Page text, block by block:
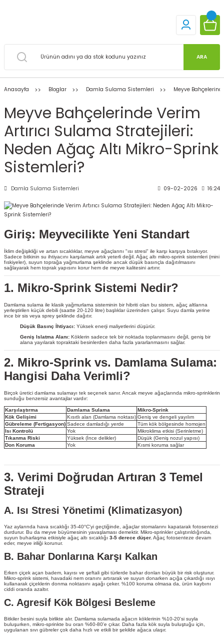
ARA
Anasayfa Bloglar Damla Sulama Sistemleri Meyve
Meyve Bahçelerinde Verim
Artırıcı Sulama Stratejileri:
Neden Ağaç Altı Mikro-Sprink
Sistemleri?
Damla Sulama Sistemleri 09-02-2026 16:24
Giriş: Meyvecilikte Yeni Standart
İklim değişikliği ve artan sıcaklıklar, meyve ağaçlarını "ısı stresi" ile karşı karşıya bırakıyor.
Sadece bitkinin su ihtiyacını karşılamak artık yeterli değil. Ağaç altı mikro-sprink sistemleri (mini
fıskiyeler), suyun toprağa yağmurlama şeklinde ancak düşük basınçla dağıtılmasını
sağlayarak hem toprak yapısını korur hem de meyve kalitesini artırır.
1. Mikro-Sprink Sistemi Nedir?
Damlama sulama ile klasik yağmurlama sisteminin bir hibriti olan bu sistem, ağaç altlarına
yerleştirilen küçük debili (saatte 20-120 litre) başlıklar üzerinden çalışır. Suyu damla yerine
ince bir sis veya sprey şeklinde dağıtır.
Düşük Basınç İhtiyacı: Yüksek enerji maliyetlerini düşürür.
Geniş Islatma Alanı: Köklerin sadece tek bir noktada toplanmasını değil, geniş bir
alana yayılarak topraktaki besinlerden daha fazla yararlanmasını sağlar.
2. Mikro-Sprink vs. Damlama Sulama:
Hangisi Daha Verimli?
Birçok üretici damlama sulamayı tek seçenek sanır. Ancak meyve ağaçlarında mikro-sprinklerin
sunduğu benzersiz avantajlar vardır:
Karşılaştırma Damlama Sulama
Mikro-Sprink
Kök Gelişimi
Kısıtlı alan (Damlama noktası) Geniş ve dengeli yayılım
Gübreleme (Fertigasyon) Sadece damladığı yerde
Tüm kök bölgesinde homojen
Isı Kontrolü
Yok
Mikroklima etkisi (Serinletme)
Tıkanma Riski
Yüksek (İnce delikler)
Düşük (Geniş nozul yapısı)
Don Koruma
Yok Kısmi koruma sağlar
3. Verimi Doğrudan Artıran 3 Temel
Strateji
A. Isı Stresi Yönetimi (Klimatizasyon)
Yaz aylarında hava sıcaklığı 35-40°C'yi geçtiğinde, ağaçlar stomalarını kapatarak fotosentezi
durdurur. Bu da meyve büyümesinin yavaşlaması demektir. Mikro-sprinkler çalıştırıldığında,
suyun buharlaşma etkisiyle ağaç altı sıcaklığı 3-5 derece düşer. Ağaç fotosenteze devam
eder, meyve iriliği korunur.
B. Bahar Donlarına Karşı Kalkan
Erken çiçek açan badem, kayısı ve şeftali gibi türlerde bahar donları büyük bir risk oluşturur.
Mikro-sprink sistemi, havadaki nem oranını artırarak ve suyun donarken açığa çıkardığı ısıyı
kullanarak çiçeklerin donma noktasını aşağı çeker. %100 koruma olmasa da, ürün kaybını
ciddi oranda azaltır.
C. Agresif Kök Bölgesi Besleme
Bitkiler besini suyla birlikte alır. Damlama sulamada ağacın köklerinin %10-20'si suyla
buluşurken, mikro-sprinkte bu oran %60-80'e çıkar. Daha fazla kök suyla buluştuğu için,
uygulanan sıvı gübreler çok daha hızlı ve etkili bir şekilde ağaca ulaşır.